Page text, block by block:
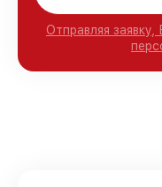
Отправляя